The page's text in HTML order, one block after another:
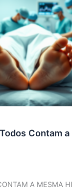
Contam
A MESMA